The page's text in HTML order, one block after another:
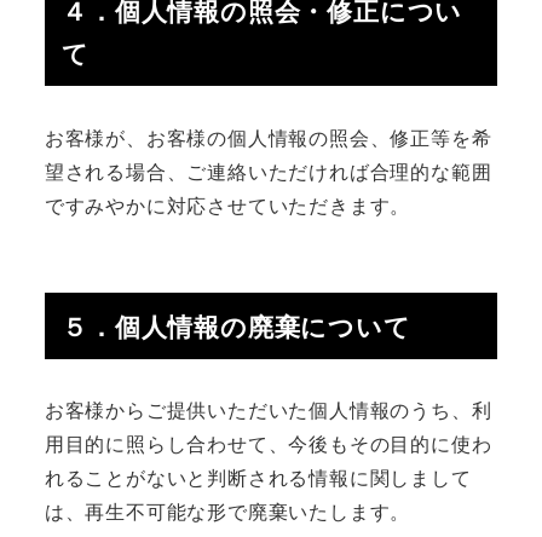
４．個人情報の照会・修正につい
て
お客様が、お客様の個人情報の照会、修正等を希
望される場合、ご連絡いただければ合理的な範囲
ですみやかに対応させていただきます。
５．個人情報の廃棄について
お客様からご提供いただいた個人情報のうち、利
用目的に照らし合わせて、今後もその目的に使わ
れることがないと判断される情報に関しまして
は、再生不可能な形で廃棄いたします。